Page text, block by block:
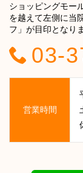
ショッピングモー
を越えて左側に当
フ」が目印となり
03-
営業時間